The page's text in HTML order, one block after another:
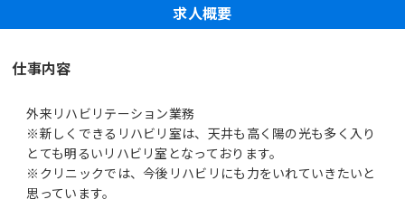
求人概要
仕事内容
外来リハビリテーション業務
※新しくできるリハビリ室は、天井も高く陽の光も多く入り
とても明るいリハビリ室となっております。
※クリニックでは、今後リハビリにも力をいれていきたいと
思っています。